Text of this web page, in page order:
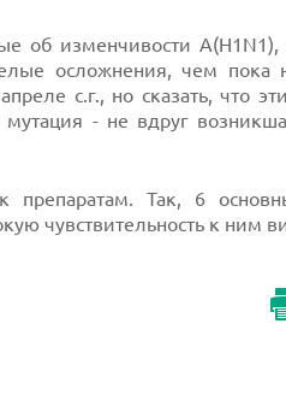
об изменчивости A(H1N1),
осложнения, чем пока
с.г., но сказать, что
мутация - не вдруг
препаратам. Так, 6
чувствительность к ним